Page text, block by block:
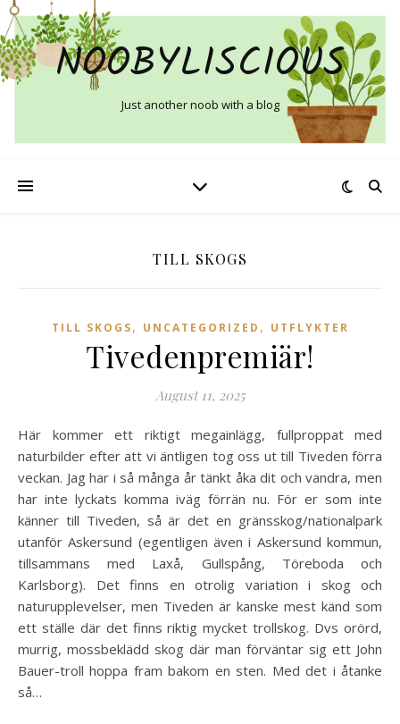
NOOBYLISCIOUS
Just another noob with a blog
TILL SKOGS
TILL SKOGS, UNCATEGORIZED , UTFLYKTER
Tivedenpremiär!
August 11, 2025
Här kommer ett riktigt megainlägg, fullproppat med
naturbilder efter att vi äntligen tog oss ut till Tiveden förra
veckan. Jag har i så många år tänkt åka dit och vandra, men
har inte lyckats komma iväg förrän nu. För er som inte
känner till Tiveden, så är det en gränsskog/nationalpark
utanför Askersund (egentligen även i Askersund kommun,
tillsammans med Laxå, Gullspång, Töreboda och
Karlsborg). Det finns en otrolig variation i skog och
naturupplevelser, men Tiveden är kanske mest känd som
ett ställe där det finns riktig mycket trollskog. Dvs orörd,
murrig, mossbeklädd skog där man förväntar sig ett John
Bauer-troll hoppa fram bakom en sten. Med det i åtanke
så…